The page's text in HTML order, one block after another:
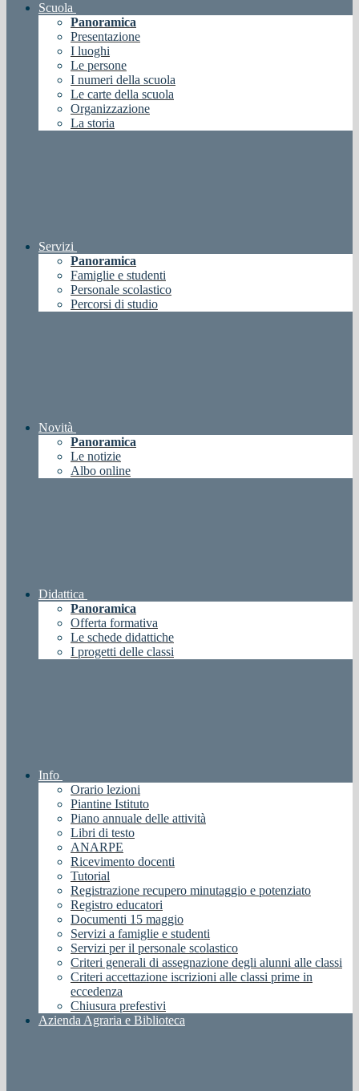
Scuola
Panoramica
Presentazione
I luoghi
Le persone
I numeri della scuola
Le carte della scuola
Organizzazione
La storia
Servizi
Panoramica
Famiglie e studenti
Personale scolastico
Percorsi di studio
Novità
Panoramica
Le notizie
Albo online
Didattica
Panoramica
Offerta formativa
Le schede didattiche
I progetti delle classi
Info
Orario lezioni
Piantine Istituto
Piano annuale delle attività
Libri di testo
ANARPE
Ricevimento docenti
Tutorial
Registrazione recupero minutaggio e potenziato
Registro educatori
Documenti 15 maggio
Servizi a famiglie e studenti
Servizi per il personale scolastico
Criteri generali di assegnazione degli alunni alle classi
Criteri accettazione iscrizioni alle classi prime in
eccedenza
Chiusura prefestivi
Azienda Agraria e Biblioteca